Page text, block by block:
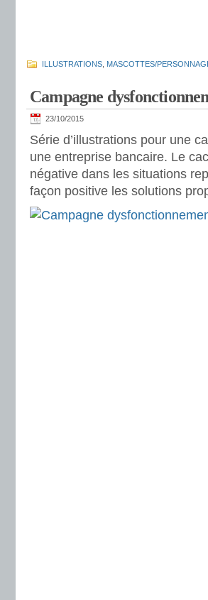
ILLUSTRATIONS MASCOTTES/
Campagne
23/10/2015
Série d’illustrations pour une
une entreprise bancaire. Le
négative dans les situations
façon positive les solutions